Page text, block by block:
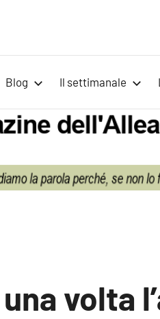
per
la
Blog Il settimanale
volta